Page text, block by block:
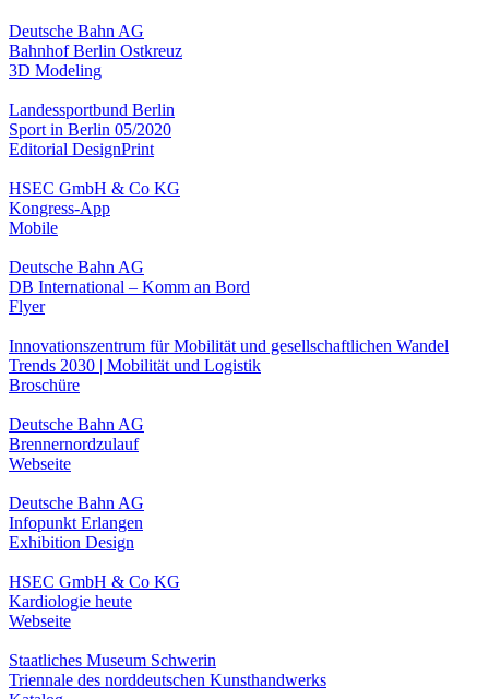
Deutsche Bahn AG
Bahnhof Berlin Ostkreuz
3D Modeling
Landessportbund Berlin
Sport in Berlin 05/2020
Editorial DesignPrint
HSEC GmbH & Co KG
Kongress-App
Mobile
Deutsche Bahn AG
DB International – Komm an Bord
Flyer
Innovationszentrum für Mobilität und gesellschaftlichen Wandel
Trends 2030 | Mobilität und Logistik
Broschüre
Deutsche Bahn AG
Brennernordzulauf
Webseite
Deutsche Bahn AG
Infopunkt Erlangen
Exhibition Design
HSEC GmbH & Co KG
Kardiologie heute
Webseite
Staatliches Museum Schwerin
Triennale des norddeutschen Kunsthandwerks